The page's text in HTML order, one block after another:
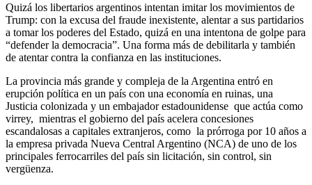
Quizá los libertarios argentinos intentan imitar los movimientos de
Trump: con la excusa del fraude inexistente, alentar a sus partidarios
a tomar los poderes del Estado, quizá en una intentona de golpe para
“defender la democracia”. Una forma más de debilitarla y también
de atentar contra la confianza en las instituciones.
La provincia más grande y compleja de la Argentina entró en
erupción política en un país con una economía en ruinas, una
Justicia colonizada y un embajador estadounidense que actúa como
virrey, mientras el gobierno del país acelera concesiones
escandalosas a capitales extranjeros, como la prórroga por 10 años a
la empresa privada Nueva Central Argentino (NCA) de uno de los
principales ferrocarriles del país sin licitación, sin control, sin
vergüenza.